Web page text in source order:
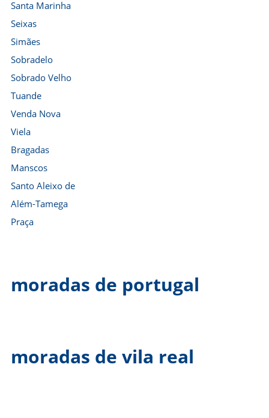
Santa Marinha
Seixas
Simães
Sobradelo
Sobrado Velho
Tuande
Venda Nova
Viela
Bragadas
Manscos
Santo Aleixo de
Além-Tamega
Praça
moradas de portugal
moradas de vila real